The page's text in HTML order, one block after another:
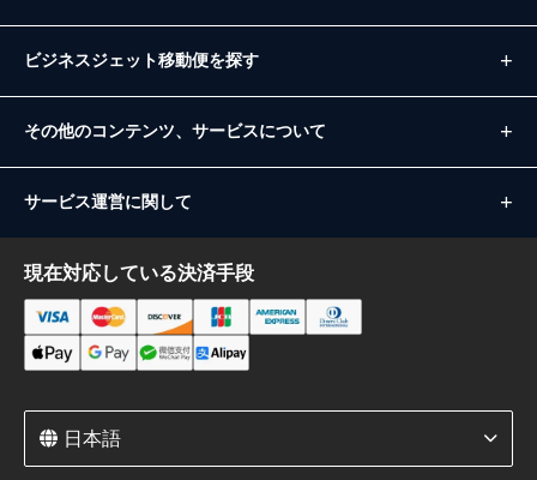
ビジネスジェット移動便を探す
その他のコンテンツ、サービスについて
サービス運営に関して
現在対応している決済手段
日本語